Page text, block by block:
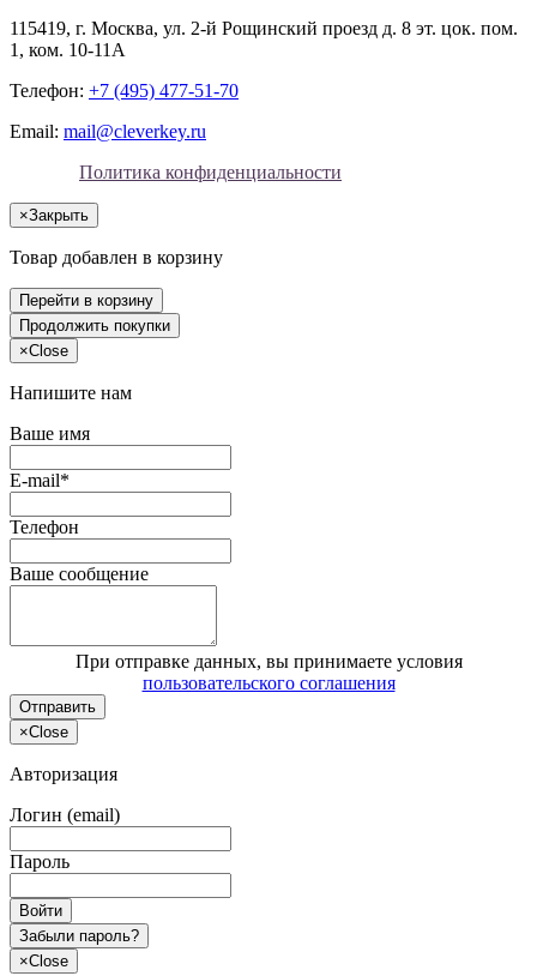
115419, г. Москва, ул. 2-й Рощинский проезд д. 8 эт. цок. пом.
1, ком. 10-11А
Телефон: +7 (495) 477-51-70
Email: mail@cleverkey.ru
Политика конфиденциальности
×Закрыть
Товар добавлен в корзину
Перейти в корзину
Продолжить покупки
×Close
Напишите нам
Ваше имя
E-mail*
Телефон
Ваше сообщение
При отправке данных, вы принимаете условия
пользовательского соглашения
Отправить
×Close
Авторизация
Логин (email)
Пароль
Войти
Забыли пароль?
×Close